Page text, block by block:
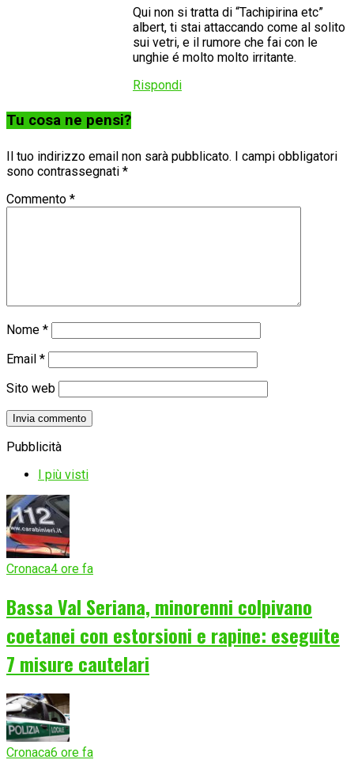
Qui non si tratta di “Tachipirina etc”
albert, ti stai attaccando come al solito
sui vetri, e il rumore che fai con le
unghie é molto molto irritante.
Rispondi
Tu cosa ne pensi?
Il tuo indirizzo email non sarà pubblicato.
I campi obbligatori
sono contrassegnati *
Commento *
Nome *
Email *
Sito web
Pubblicità
I più visti
Cronaca4 ore fa
Bassa Val Seriana, minorenni colpivano
coetanei con estorsioni e rapine: eseguite
7 misure cautelari
Cronaca6 ore fa